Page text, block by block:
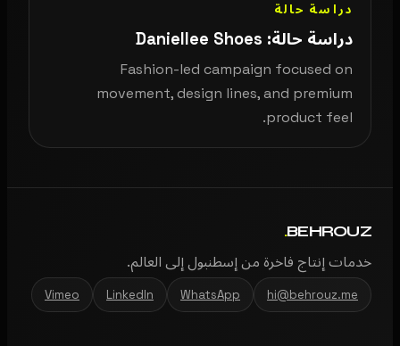
دراسة حالة
دراسة حالة: Daniellee Shoes
Fashion-led campaign focused on
movement, design lines, and premium
product feel.
BEHROUZ
.
خدمات إنتاج فاخرة من إسطنبول إلى العالم.
hi@behrouz.me
WhatsApp
LinkedIn
Vimeo